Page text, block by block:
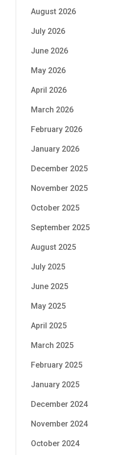
August 2026
July 2026
June 2026
May 2026
April 2026
March 2026
February 2026
January 2026
December 2025
November 2025
October 2025
September 2025
August 2025
July 2025
June 2025
May 2025
April 2025
March 2025
February 2025
January 2025
December 2024
November 2024
October 2024